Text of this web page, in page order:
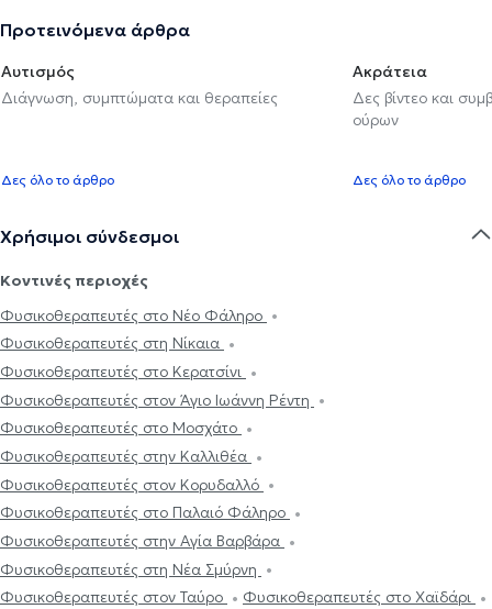
Προτεινόμενα άρθρα
Αυτισμός
Διάγνωση, συμπτώματα και θεραπείες
Δες όλο το άρθρο
Ακράτεια
Δες βίντεο και
ούρων
Δες όλο το άρθρο
Χρήσιμοι σύνδεσμοι
Κοντινές περιοχές
Φυσικοθεραπευτές στο Νέο Φάληρο
Φυσικοθεραπευτές στη Νίκαια
Φυσικοθεραπευτές στο Κερατσίνι
Φυσικοθεραπευτές στον Άγιο Ιωάννη Ρέντη
Φυσικοθεραπευτές στο Μοσχάτο
Φυσικοθεραπευτές στην Καλλιθέα
Φυσικοθεραπευτές στον Κορυδαλλό
Φυσικοθεραπευτές στο Παλαιό Φάληρο
Φυσικοθεραπευτές στην Αγία Βαρβάρα
Φυσικοθεραπευτές στη Νέα Σμύρνη
Φυσικοθεραπευτές στον Ταύρο
Φυσικοθεραπευτές στο Χαϊδάρι